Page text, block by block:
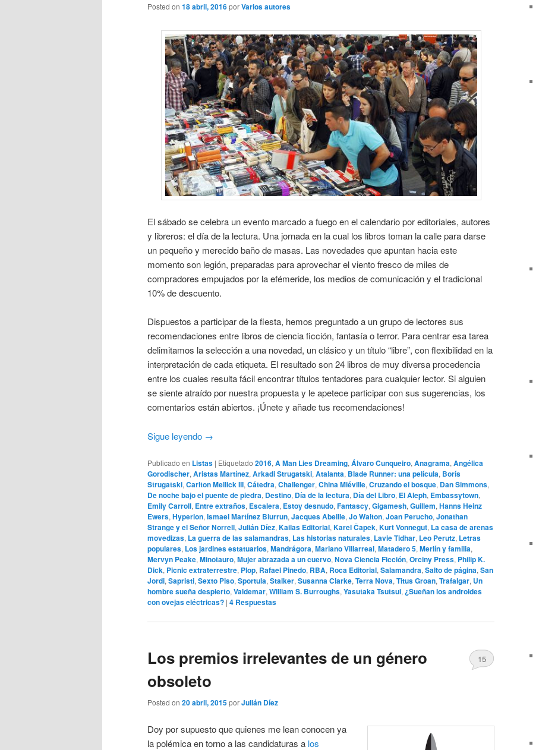
Posted on 18 abril, 2016porVarios autores
El sábado se celebra un evento marcado a fuego en el calendario por editoriales, autores
y libreros: el día de la lectura. Una jornada en la cual los libros toman la calle para darse
un pequeño y merecido baño de masas. Las novedades que apuntan hacia este
momento son legión, preparadas para aprovechar el viento fresco de miles de
compradores empujados por la efémeride, los medios de comunicación y el tradicional
10% de descuento.
Dispuestos a participar de la fiesta, hemos preguntado a un grupo de lectores sus
recomendaciones entre libros de ciencia ficción, fantasía o terror. Para centrar esa tarea
delimitamos la selección a una novedad, un clásico y un título “libre”, con flexibilidad en la
interpretación de cada etiqueta. El resultado son 24 libros de muy diversa procedencia
entre los cuales resulta fácil encontrar títulos tentadores para cualquier lector. Si alguien
se siente atraído por nuestra propuesta y le apetece participar con sus sugerencias, los
comentarios están abiertos. ¡Únete y añade tus recomendaciones!
Sigue leyendo →
Publicado en Listas | Etiquetado 2016, A Man Lies Dreaming, Álvaro Cunqueiro, Anagrama, Angélica
Gorodischer, Aristas Martínez, Arkadi Strugatski, Atalanta, Blade Runner: una película, Borís
Strugatski, Carlton Mellick III, Cátedra, Challenger, China Miéville, Cruzando el bosque, Dan Simmons,
De noche bajo el puente de piedra, Destino, Día de la lectura, Día del Libro, El Aleph, Embassytown,
Emily Carroll, Entre extraños, Escalera, Estoy desnudo, Fantascy, Gigamesh, Guillem, Hanns Heinz
Ewers, Hyperion, Ismael Martínez Biurrun, Jacques Abeille, Jo Walton, Joan Perucho, Jonathan
Strange y el Señor Norrell, Julián Díez, Kailas Editorial, Karel Čapek, Kurt Vonnegut, La casa de arenas
movedizas, La guerra de las salamandras, Las historias naturales, Lavie Tidhar, Leo Perutz, Letras
populares, Los jardines estatuarios, Mandrágora, Mariano Villarreal, Matadero 5, Merlín y familia,
Mervyn Peake, Minotauro, Mujer abrazada a un cuervo, Nova Ciencia Ficción, Orciny Press, Philip K.
Dick, Picnic extraterrestre, Plop, Rafael Pinedo, RBA, Roca Editorial, Salamandra, Salto de página, San
Jordi, Sapristi, Sexto Piso, Sportula, Stalker, Susanna Clarke, Terra Nova, Titus Groan, Trafalgar, Un
hombre sueña despierto, Valdemar, William S. Burroughs, Yasutaka Tsutsui, ¿Sueñan los androides
con ovejas eléctricas? | 4 Respuestas
Los premios irrelevantes de un género
obsoleto
Posted on 20 abril, 2015porJulián Díez
15
Doy por supuesto que quienes me lean conocen ya
la polémica en torno a las candidaturas a los